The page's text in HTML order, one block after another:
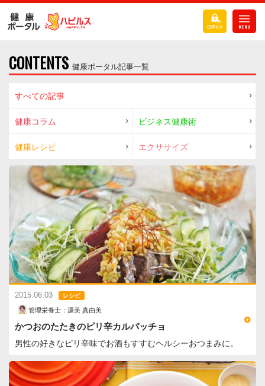
CONTENTS 健康ポータル記事一覧
すべての記事
健康コラム ビジネス健康術
健康レシピ エクササイズ
2015.06.03 レシピ
管理栄養士：渥美 真由美
かつおのたたきのピリ辛カルパッチョ
男性の好きなピリ辛味でお酒もすすむヘルシーおつまみに。